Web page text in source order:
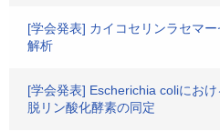
[学会発表] カイコセリンラセマ
解析
[学会発表] Escherichia coliにお
脱リン酸化酵素の同定